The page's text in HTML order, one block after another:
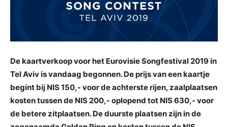
De kaartverkoop voor het Eurovisie Songfestival 2019 in
Tel Aviv is vandaag begonnen. De prijs van een kaartje
begint bij NIS 150,- voor de achterste rijen, zaalplaatsen
kosten tussen de NIS 200,- oplopend tot NIS 630,- voor
de betere zitplaatsen. De duurste plaatsen zijn in de